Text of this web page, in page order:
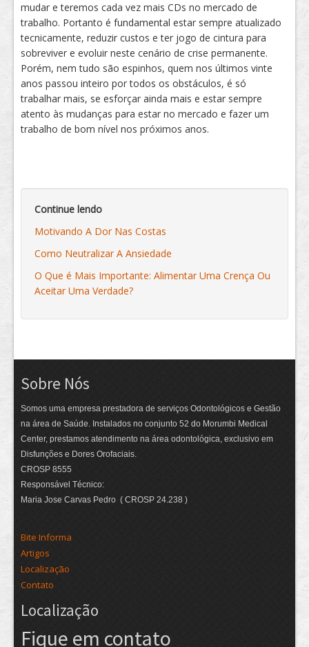
mudar e teremos cada vez mais CDs no mercado de
trabalho. Portanto é fundamental estar sempre atualizado
tecnicamente, reduzir custos e ter jogo de cintura para
sobreviver e evoluir neste cenário de crise permanente.
Porém, nem tudo são espinhos, quem nos últimos vinte
anos passou inteiro por todos os obstáculos, é só
trabalhar mais, se esforçar ainda mais e estar sempre
atento às mudanças para estar no mercado e fazer um
trabalho de bom nível nos próximos anos.
Continue lendo
Motivando A Dor Nas Costas
Como Neutralizar A Ansiedade
O Que é Mais Importante: Alimentar Uma Crença Ou
Aceitar Uma Verdade?
Sobre Nós
Somos uma empresa prestadora de serviços Odontológicos e Gestão
na área de Saúde. Instalados no conjunto 52 do Morumbi Medical
Center, prestamos atendimento na área odontológica, exclusivo em
Disfunções e Dores Orofaciais.
CROSP 8555
Responsável Técnico:
Maria Jose Carvas Pedro ( CROSP 24.238 )
Bite Informa
Artigos
Localização
Contato
Localização
Fique em contato